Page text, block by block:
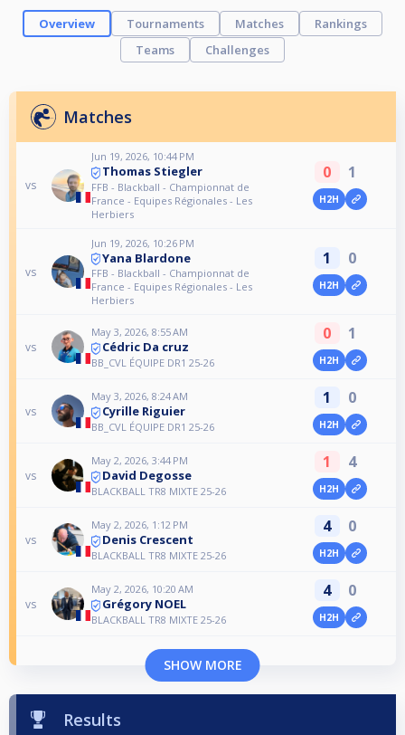
Overview Tournaments Matches
Rankings
Teams
Challenges
Matches
vs
Jun 19, 2026, 10:44 PM
Thomas Stiegler
FFB - Blackball - Championnat de
France - Equipes Régionales - Les
Herbiers
0 1
H2H
vs
Jun 19, 2026, 10:26 PM
Yana Blardone
FFB - Blackball - Championnat de
France - Equipes Régionales - Les
Herbiers
1 0
H2H
vs
May 3, 2026, 8:55 AM
Cédric Da cruz
BB_CVL ÉQUIPE DR1 25-26
0 1
H2H
vs
May 3, 2026, 8:24 AM
Cyrille Riguier
BB_CVL ÉQUIPE DR1 25-26
1 0
H2H
vs
May 2, 2026, 3:44 PM
David Degosse
BLACKBALL TR8 MIXTE 25-26
1 4
H2H
vs
May 2, 2026, 1:12 PM
Denis Crescent
BLACKBALL TR8 MIXTE 25-26
4 0
H2H
vs
May 2, 2026, 10:20 AM
Grégory NOEL
BLACKBALL TR8 MIXTE 25-26
4 0
H2H
SHOW MORE
Results